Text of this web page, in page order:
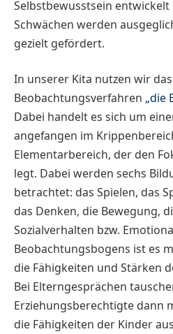
Selbstbewusstsein
Schwächen werden
gezielt gefördert.
In unserer Kita nutzen wir
Beobachtungsverfahren „die
Dabei handelt es sich um
angefangen im
Elementarbereich, der den
legt. Dabei werden sechs
betrachtet: das Spielen, das
das Denken, die Bewegung,
Sozialverhalten bzw.
Beobachtungsbogens ist es
die Fähigkeiten und Stärken
Bei Elterngesprächen
Erziehungsberechtigte dann
die Fähigkeiten der Kinder